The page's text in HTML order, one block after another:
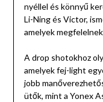
nyéllel és könnyű
Li-Ning és Victor,
amelyek
A drop shotokhoz
amelyek fej-light
jobb
ütők, mint a Yonex